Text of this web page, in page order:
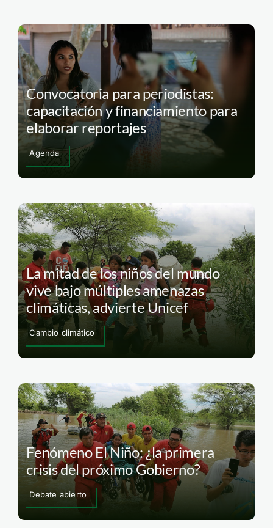
Convocatoria para periodistas:
capacitación y financiamiento para
elaborar reportajes
Agenda
La mitad de los niños del mundo
vive bajo múltiples amenazas
climáticas, advierte Unicef
Cambio climático
Fenómeno El Niño: ¿la primera
crisis del próximo Gobierno?
Debate abierto